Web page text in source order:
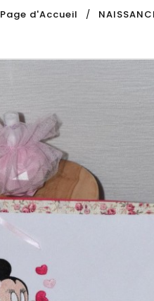
Page d'Accueil